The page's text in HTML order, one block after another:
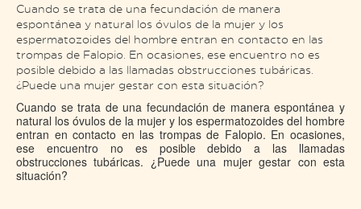
Cuando se trata de una fecundación de manera
espontánea y natural los óvulos de la mujer y los
espermatozoides del hombre entran en contacto en las
trompas de Falopio. En ocasiones, ese encuentro no es
posible debido a las llamadas obstrucciones tubáricas.
¿Puede una mujer gestar con esta situación?
Cuando se trata de una fecundación de manera espontánea y
natural los óvulos de la mujer y los espermatozoides del hombre
entran en contacto en las trompas de Falopio. En ocasiones,
ese encuentro no es posible debido a las llamadas
obstrucciones tubáricas. ¿Puede una mujer gestar con esta
situación?